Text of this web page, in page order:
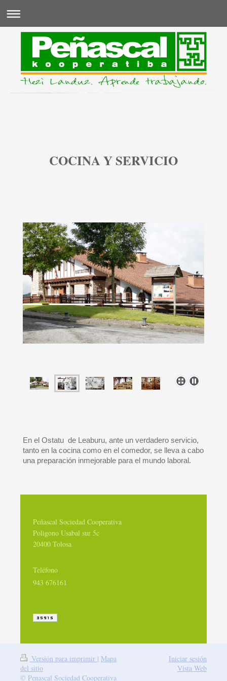
COCINA Y SERVICIO
En el Ostatu de Leaburu, ante un verdadero servicio,
tanto en la cocina como en el comedor, se lleva a cabo
una preparación inmejorable para el mundo laboral.
Peñascal Sociedad Cooperativa
Poligono Usabal sur 5c
20400 Tolosa
Teléfono
943 676161
Versión para imprimir | Mapa
del sitio
© Penascal Sociedad Cooperativa
Iniciar sesión
Vista Web